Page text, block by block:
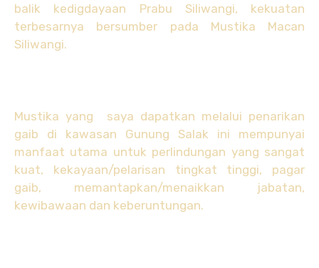
balik kedigdayaan Prabu Siliwangi, kekuatan
terbesarnya bersumber pada Mustika Macan
Siliwangi.
Mustika yang saya dapatkan melalui penarikan
gaib di kawasan Gunung Salak ini mempunyai
manfaat utama untuk perlindungan yang sangat
kuat, kekayaan/pelarisan tingkat tinggi, pagar
gaib, memantapkan/menaikkan jabatan,
kewibawaan dan keberuntungan.